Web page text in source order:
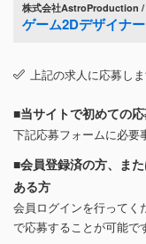
株式会社AstroProduction /
ゲーム2Dデザイナ
上記の求人に応募しま
■当サイトで初めての
下記応募フォームに必要
■会員登録済の方、ま
ある方
会員ログインを行ってく
で応募することが可能で